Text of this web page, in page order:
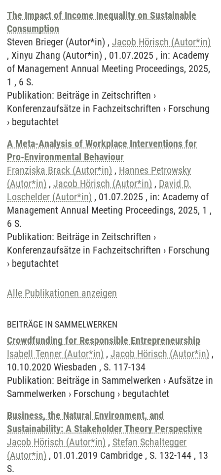
The Impact of Income Inequality on Sustainable
Consumption
Steven Brieger (Autor*in) , Jacob Hörisch (Autor*in)
, Xinyu Zhang (Autor*in) , 01.07.2025 , in: Academy
of Management Annual Meeting Proceedings, 2025,
1 , 6 S.
Publikation: Beiträge in Zeitschriften ›
Konferenzaufsätze in Fachzeitschriften › Forschung
› begutachtet
A Meta-Analysis of Workplace Interventions for
Pro-Environmental Behaviour
Franziska Brack (Autor*in) , Hannes Petrowsky
(Autor*in) , Jacob Hörisch (Autor*in) , David D.
Loschelder (Autor*in) , 01.07.2025 , in: Academy of
Management Annual Meeting Proceedings, 2025, 1 ,
6 S.
Publikation: Beiträge in Zeitschriften ›
Konferenzaufsätze in Fachzeitschriften › Forschung
› begutachtet
Alle Publikationen anzeigen
BEITRÄGE IN SAMMELWERKEN
Crowdfunding for Responsible Entrepreneurship
Isabell Tenner (Autor*in) , Jacob Hörisch (Autor*in) ,
10.10.2020 Wiesbaden , S. 117-134
Publikation: Beiträge in Sammelwerken › Aufsätze in
Sammelwerken › Forschung › begutachtet
Business, the Natural Environment, and
Sustainability: A Stakeholder Theory Perspective
Jacob Hörisch (Autor*in) , Stefan Schaltegger
(Autor*in) , 01.01.2019 Cambridge , S. 132-144 , 13
S.